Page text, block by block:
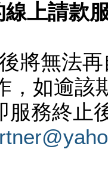
線上請款
將無法
，如逾該
服務終止